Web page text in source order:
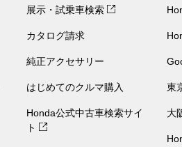
展示・試乗車検索
カタログ請求
純正アクセサリー
はじめてのクルマ購入
Honda公式中古車検索サイ
ト
東
大